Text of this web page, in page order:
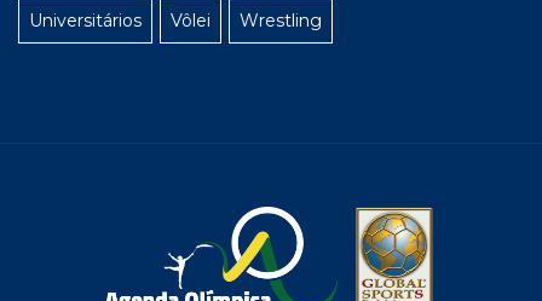
Universitários Vôlei Wrestling